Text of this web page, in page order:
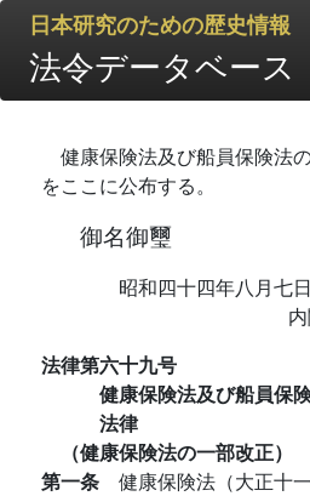
日本研究のための歴史情報
法令データベース
健康保険法及び船員保険法
をここに公布する。
御名御璽
昭和四十四年八月七日
法律第六十九号
健康保険法及び船員保
法律
（健康保険法の一部改正）
第一条 健康保険法（大正十